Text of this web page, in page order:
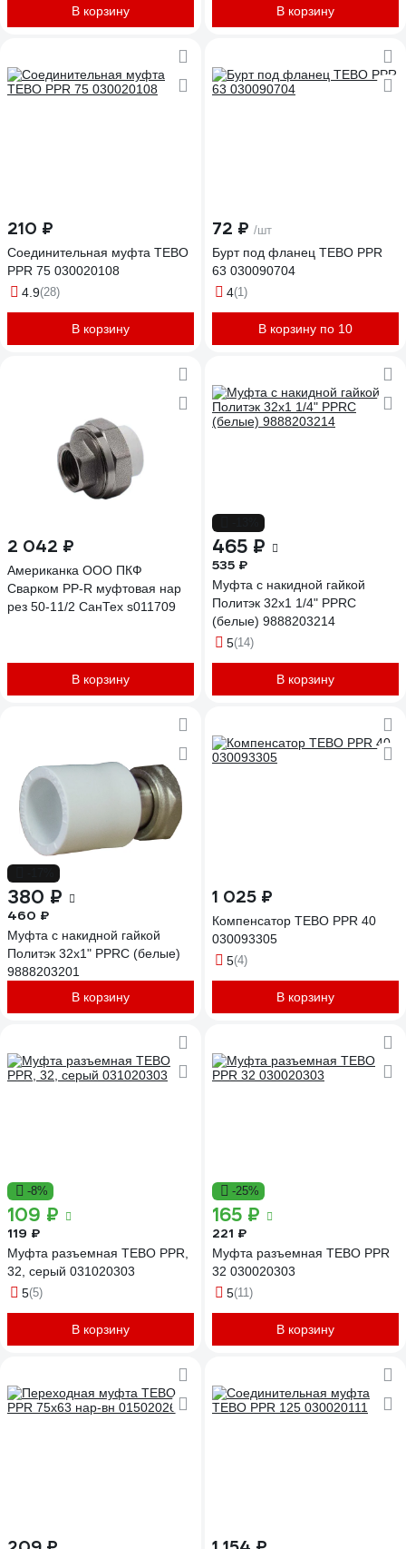
В корзину В корзину
210 ₽
Соединительная муфта TEBO
PPR 75 030020108
4.9(28)
В корзину
72 ₽ /шт
Бурт под фланец TEBO PPR
63 030090704
4(1)
В корзину по 10
2 042 ₽
Американка ООО ПКФ
Сварком PP-R муфтовая нар
рез 50-11/2 СанТех s011709
В корзину
465 ₽
535 ₽
Муфта с накидной гайкой
Политэк 32x1 1/4" PPRC
(белые) 9888203214
5(14)
В корзину
380 ₽
460 ₽
Муфта с накидной гайкой
Политэк 32x1" PPRC (белые)
9888203201
В корзину
1 025 ₽
Компенсатор TEBO PPR 40
030093305
5(4)
В корзину
-8%
109 ₽
119 ₽
Муфта разъемная TEBO PPR,
32, серый 031020303
5(5)
В корзину
-25%
165 ₽
221 ₽
Муфта разъемная TEBO PPR
32 030020303
5(11)
В корзину